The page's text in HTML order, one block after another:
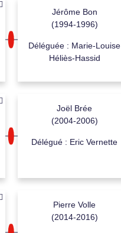
Jérôme Bon
(1994-1996)
Déléguée : Marie-Louise
Héliès-Hassid
Joël Brée
(2004-2006)
Délégué : Eric Vernette
Pierre Volle
(2014-2016)